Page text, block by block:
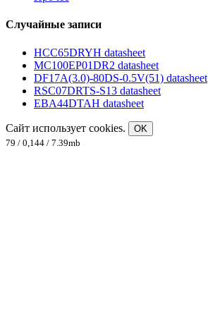
Случайные записи
HCC65DRYH datasheet
MC100EP01DR2 datasheet
DF17A(3.0)-80DS-0.5V(51) datasheet
RSC07DRTS-S13 datasheet
EBA44DTAH datasheet
Сайт использует cookies.
OK
79 / 0,144 / 7.39mb